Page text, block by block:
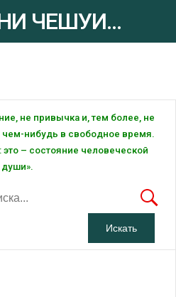
ЧЕШУИ...
не привычка и, тем более, не
чем-нибудь в свободное время.
это – состояние человеческой
души».